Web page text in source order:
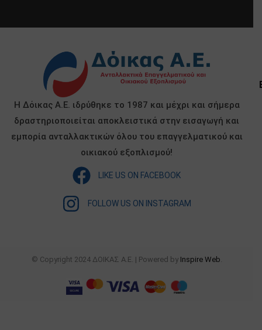
Η Δόικας Α.Ε. ιδρύθηκε το 1987 και μέχρι και σήμερα
δραστηριοποιείται αποκλειστικά στην εισαγωγή και
εμπορία ανταλλακτικών όλου του επαγγελματικού και
οικιακού εξοπλισμού!
LIKE US ON FACEBOOK
FOLLOW US ON INSTAGRAM
© Copyright 2024 ΔΟΙΚΑΣ Α.Ε. | Powered by Inspire Web.